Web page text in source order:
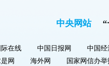
中央网站
际在线 中国日报网 中国经
网 海外网 国家网信办